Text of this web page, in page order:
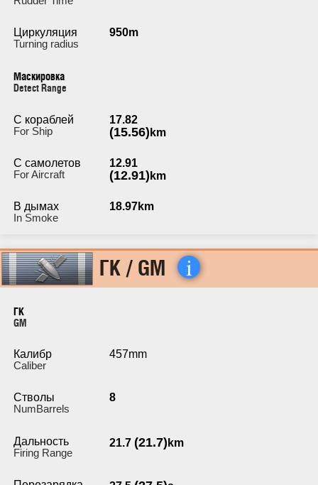
Циркуляция
Turning radius
950m
Маскировка
Detect Range
С кораблей
For Ship
17.82
(15.56) km
С самолетов
For Aircraft
12.91
(12.91) km
В дымах
In Smoke
18.97km
ГК / GM i
ГК
GM
Калибр
Caliber
457mm
Стволы
NumBarrels
8
Дальность
Firing Range
21.7 (21.7) km